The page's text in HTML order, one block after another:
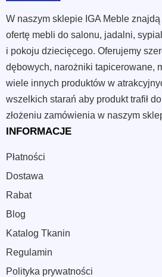
W naszym sklepie IGA Meble
ofertę mebli do salonu, jadalni,
i pokoju dziecięcego. Oferujemy
dębowych, narożniki tapicerowane,
wiele innych produktów w
wszelkich starań aby produkt trafił
złożeniu zamówienia w naszym
INFORMACJE
Płatności
Dostawa
Rabat
Blog
Katalog Tkanin
Regulamin
Polityka prywatności